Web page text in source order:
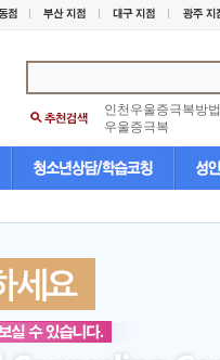
인천우울증극복방법
우울증극복